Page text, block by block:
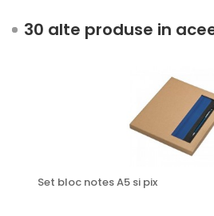
30 alte produse in
Set bloc notes A5 si pix